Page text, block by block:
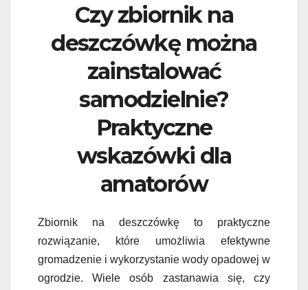
Czy zbiornik na
deszczówkę można
zainstalować
samodzielnie?
Praktyczne
wskazówki dla
amatorów
Zbiornik na deszczówkę to praktyczne
rozwiązanie, które umożliwia efektywne
gromadzenie i wykorzystanie wody opadowej w
ogrodzie. Wiele osób zastanawia się, czy